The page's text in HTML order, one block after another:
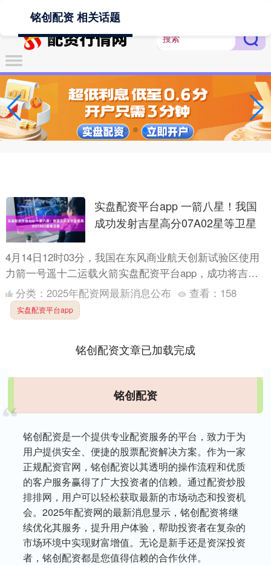
铭创配资 相关话题
实盘配资平台app 一箭八星！我国
成功发射吉星高分07A02星等卫星
4月14日12时03分，我国在东风商业航天创新试验区使用
力箭一号遥十二运载火箭实盘配资平台app，成功将吉星
高分07A02星等8颗卫星发射升空，卫星顺利进入预定....
分类： 2025年配资网最新消息公布 查看： 158
实盘配资平台app
铭创配资文章已加载完成
铭创配资
铭创配资是一个提供专业配资服务的平台，致力于为
用户提供安全、便捷的股票配资解决方案。作为一家
正规配资官网，铭创配资以其透明的操作流程和优质
的客户服务赢得了广大投资者的信赖。通过配资炒股
排排网，用户可以轻松获取最新的市场动态和投资机
会。2025年配资网的最新消息显示，铭创配资将继
续优化其服务，提升用户体验，帮助投资者在复杂的
市场环境中实现财富增值。无论是新手还是资深投资
者，铭创配资都是您值得信赖的合作伙伴。